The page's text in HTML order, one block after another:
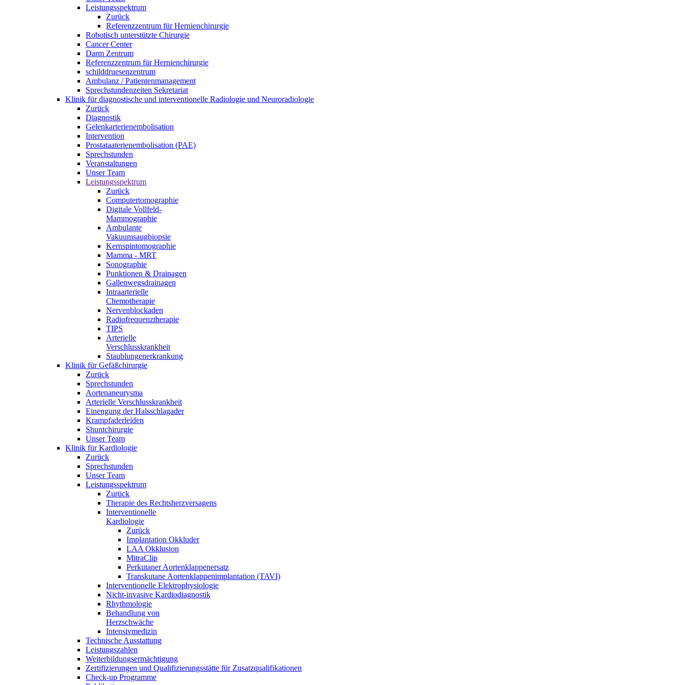
Leistungsspektrum
Zurück
Referenzzentrum für Hernienchirurgie
Robotisch unterstützte Chirurgie
Cancer Center
Darm Zentrum
Referenzzentrum für Hernienchirurgie
schilddruesenzentrum
Ambulanz / Patientenmanagement
Sprechstundenzeiten Sekretariat
Klinik für diagnostische und interventionelle Radiologie und Neuroradiologie
Zurück
Diagnostik
Gelenkarterienembolisation
Intervention
Prostataaterienembolisation (PAE)
Sprechstunden
Veranstaltungen
Unser Team
Leistungsspektrum
Zurück
Computertomographie
Digitale Vollfeld-
Mammographie
Ambulante
Vakuumsaugbiopsie
Kernspintomographie
Mamma - MRT
Sonographie
Punktionen & Drainagen
Gallenwegsdrainagen
Intraarterielle
Chemotherapie
Nervenblockaden
Radiofrequenztherapie
TIPS
Arterielle
Verschlusskrankheit
Staublungenerkrankung
Klinik für Gefäßchirurgie
Zurück
Sprechstunden
Aortenaneurysma
Arterielle Verschlusskrankheit
Einengung der Halsschlagader
Krampfaderleiden
Shuntchirurgie
Unser Team
Klinik für Kardiologie
Zurück
Sprechstunden
Unser Team
Leistungsspektrum
Zurück
Therapie des Rechtsherzversagens
Interventionelle
Kardiologie
Zurück
Implantation Okkluder
LAA Okklusion
MitraClip
Perkutaner Aortenklappenersatz
Transkutane Aortenklappenimplantation (TAVI)
Interventionelle Elektrophysiologie
Nicht-invasive Kardiodiagnostik
Rhythmologie
Behandlung von
Herzschwäche
Intensivmedizin
Technische Ausstattung
Leistungszahlen
Weiterbildungsermächtigung
Zertifizierungen und Qualifizierungsstätte für Zusatzqualifikationen
Check-up Programme